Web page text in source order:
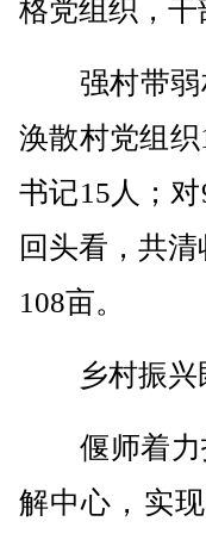
格党组织，
强村带弱
涣散村党组
书记15人；
回头看，共
108亩。
乡村振兴既
偃师着力
解中心，实